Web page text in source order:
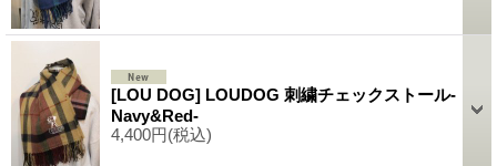
[LOU DOG] LOUDOG 刺繍チェックストール-
Navy&Red-
4,400円(税込)